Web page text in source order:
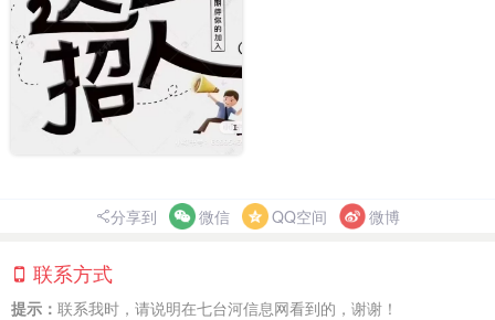
分享到 微信 QQ空间 微博
联系方式
提示： 联系我时，请说明在七台河信息网看到的，谢谢！